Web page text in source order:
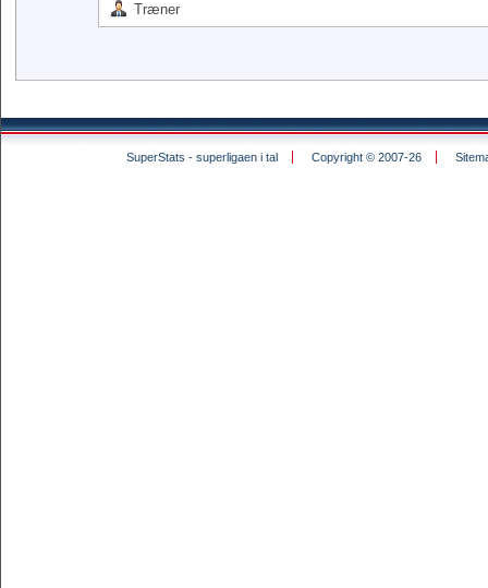
Træner
SuperStats - superligaen i tal Copyright © 2007-26